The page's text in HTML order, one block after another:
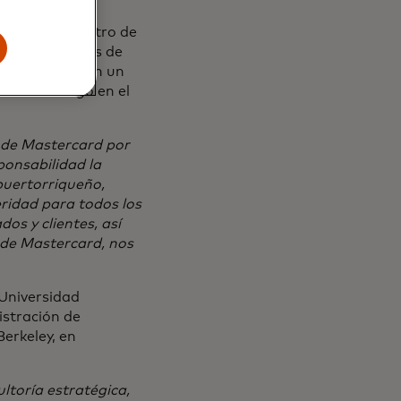
liderazgo dentro de
en equipos de
resultaron en un
liderazgo en el
Mastercard por
la
para todos los
y clientes, así
Mastercard, nos
de
en
estratégica,